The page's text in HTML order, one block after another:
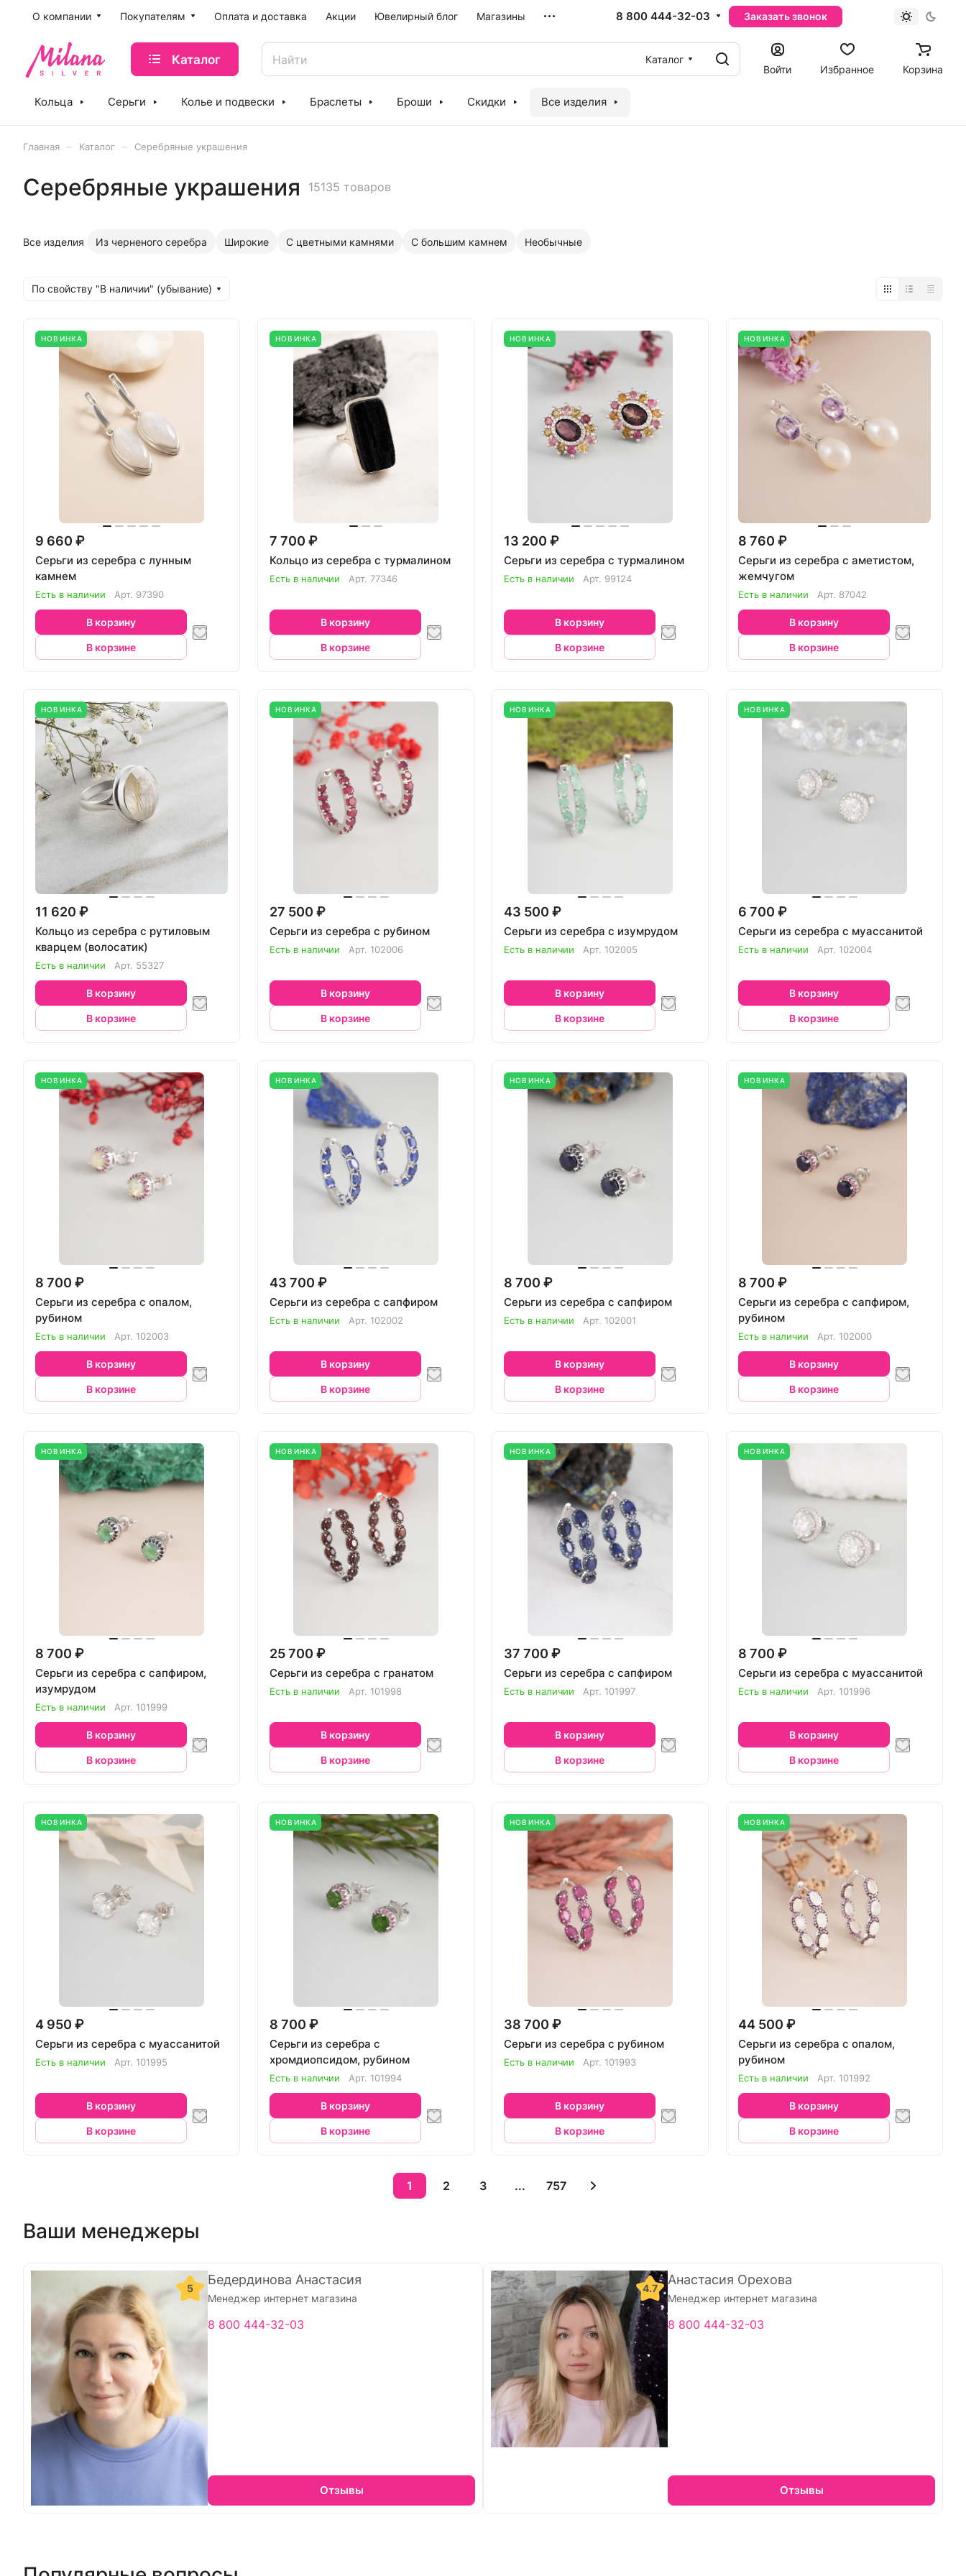
O компании Покупателям Оплата и доставка Акции Ювелирный блог Магазины 8 800 444-32-03 Заказать звонок
Каталог
Каталог
Войти
Избранное Корзина
Кольца Серьги Колье и подвески Браслеты Броши Скидки Все изделия
Главная Каталог Серебряные украшения
Серебряные украшения 15135 товаров
Все изделия Из черненого серебра Широкие С цветными камнями С большим камнем Необычные
По свойству "В наличии" (убывание)
НОВИНКА
9 660 ₽
Серьги из серебра с лунным
камнем
Есть в наличии Арт. 97390
В корзину
В корзине
НОВИНКА
7 700 ₽
Кольцо из серебра с турмалином
Есть в наличии Арт. 77346
В корзину
В корзине
НОВИНКА
13 200 ₽
Серьги из серебра с турмалином
Есть в наличии Арт. 99124
В корзину
В корзине
НОВИНКА
8 760 ₽
Серьги из серебра с аметистом,
жемчугом
Есть в наличии Арт. 87042
В корзину
В корзине
НОВИНКА
11 620 ₽
Кольцо из серебра с рутиловым
кварцем (волосатик)
Есть в наличии Арт. 55327
В корзину
В корзине
НОВИНКА
27 500 ₽
Серьги из серебра с рубином
Есть в наличии Арт. 102006
В корзину
В корзине
НОВИНКА
43 500 ₽
Серьги из серебра с изумрудом
Есть в наличии Арт. 102005
В корзину
В корзине
НОВИНКА
6 700 ₽
Серьги из серебра с муассанитой
Есть в наличии Арт. 102004
В корзину
В корзине
НОВИНКА
8 700 ₽
Серьги из серебра с опалом,
рубином
Есть в наличии Арт. 102003
В корзину
В корзине
НОВИНКА
43 700 ₽
Серьги из серебра с сапфиром
Есть в наличии Арт. 102002
В корзину
В корзине
НОВИНКА
8 700 ₽
Серьги из серебра с сапфиром
Есть в наличии Арт. 102001
В корзину
В корзине
НОВИНКА
8 700 ₽
Серьги из серебра с сапфиром,
рубином
Есть в наличии Арт. 102000
В корзину
В корзине
НОВИНКА
8 700 ₽
Серьги из серебра с сапфиром,
изумрудом
Есть в наличии Арт. 101999
В корзину
В корзине
НОВИНКА
25 700 ₽
Серьги из серебра с гранатом
Есть в наличии Арт. 101998
В корзину
В корзине
НОВИНКА
37 700 ₽
Серьги из серебра с сапфиром
Есть в наличии Арт. 101997
В корзину
В корзине
НОВИНКА
8 700 ₽
Серьги из серебра с муассанитой
Есть в наличии Арт. 101996
В корзину
В корзине
НОВИНКА
4 950 ₽
Серьги из серебра с муассанитой
Есть в наличии Арт. 101995
В корзину
В корзине
НОВИНКА
8 700 ₽
Серьги из серебра с
хромдиопсидом, рубином
Есть в наличии Арт. 101994
В корзину
В корзине
НОВИНКА
38 700 ₽
Серьги из серебра с рубином
Есть в наличии Арт. 101993
В корзину
В корзине
НОВИНКА
44 500 ₽
Серьги из серебра с опалом,
рубином
Есть в наличии Арт. 101992
В корзину
В корзине
1 2 3 ... 757
Ваши менеджеры
5
Бедердинова Анастасия
Менеджер интернет магазина
8 800 444-32-03
Отзывы
4.7
Анастасия Орехова
Менеджер интернет магазина
8 800 444-32-03
Отзывы